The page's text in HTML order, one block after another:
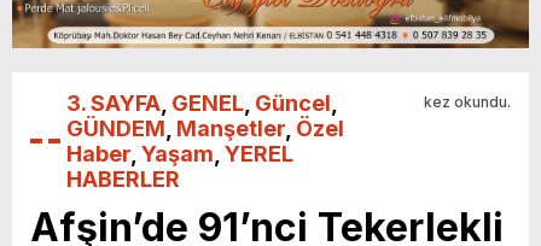
3. SAYFA GENEL Güncel
GÜNDEM Manşetler Özel
Haber Yaşam YEREL
HABERLER
kez okundu.
Afşin’de 91’nci Tekerlekli